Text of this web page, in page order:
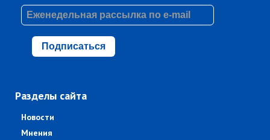
Подписаться
Разделы сайта
Новости
Мнения